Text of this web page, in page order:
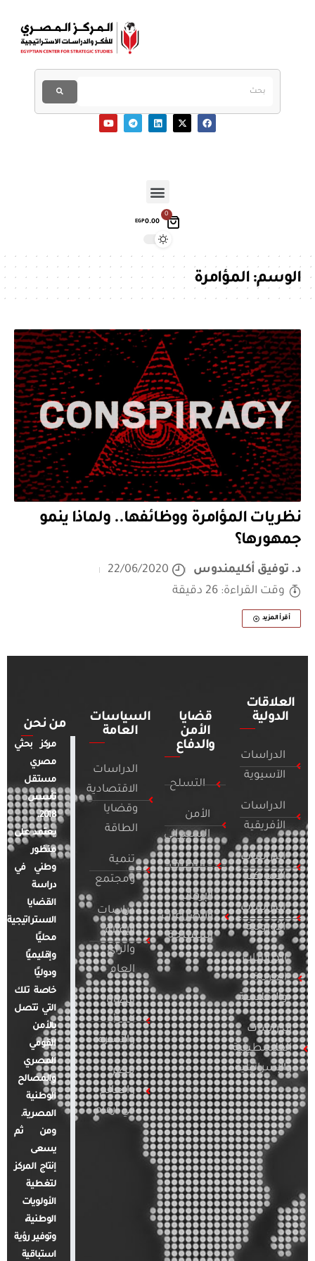
0
EGP0.00
الوسم:المؤامرة
نظريات المؤامرة ووظائفها.. ولماذا ينمو
جمهورها؟
د. توفيق أكليمندوس
22/06/2020
وقت القراءة: 26 دقيقة
أقرأ المزيد
العلاقات
الدولية
الدراسات
الآسيوية
الدراسات
الأفريقية
الدراسات
الأمريكية
الدراسات
الأوروبية
الدراسات
العربية
والإقليمية
الدراسات
الفلسطينية
والإسرائيلية
قضايا
الأمن
والدفاع
التسلح
الأمن
السيبراني
التطرف
الإرهاب
والصراعات
المسلحة
السياسات
العامة
الدراسات
الاقتصادية
وقضايا
الطاقة
تنمية
ومجتمع
دراسات
الإعلام
والرأي
العام
قضايا
المرأة
والأسرة
مصر
والعالم
في أرقام
من نحن
مركز بحثي
مصري
مستقل
تأسس
2018.
يعتمد على
منظور
وطني في
دراسة
القضايا
الاستراتيجية
محليًا
وإقليميًا
ودوليًا
خاصة تلك
التي تتصل
بالأمن
القومي
المصري
والمصالح
الوطنية
المصرية.
ومن ثم
يسعى
إنتاج المركز
لتغطية
الأولويات
الوطنية،
وتوفير رؤية
استباقية